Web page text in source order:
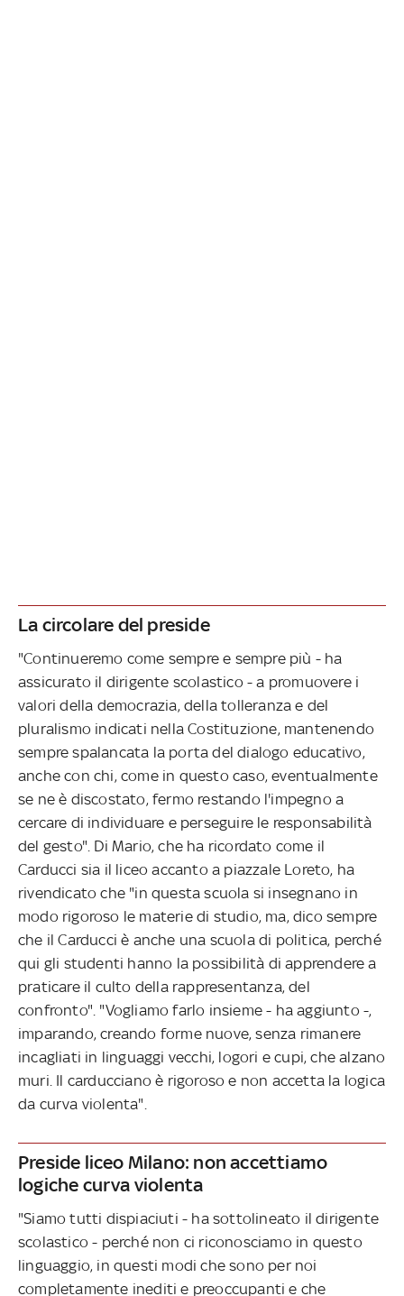
La circolare del preside
"Continueremo come sempre e sempre più - ha
assicurato il dirigente scolastico - a promuovere i
valori della democrazia, della tolleranza e del
pluralismo indicati nella Costituzione, mantenendo
sempre spalancata la porta del dialogo educativo,
anche con chi, come in questo caso, eventualmente
se ne è discostato, fermo restando l'impegno a
cercare di individuare e perseguire le responsabilità
del gesto". Di Mario, che ha ricordato come il
Carducci sia il liceo accanto a piazzale Loreto, ha
rivendicato che "in questa scuola si insegnano in
modo rigoroso le materie di studio, ma, dico sempre
che il Carducci è anche una scuola di politica, perché
qui gli studenti hanno la possibilità di apprendere a
praticare il culto della rappresentanza, del
confronto". "Vogliamo farlo insieme - ha aggiunto -,
imparando, creando forme nuove, senza rimanere
incagliati in linguaggi vecchi, logori e cupi, che alzano
muri. Il carducciano è rigoroso e non accetta la logica
da curva violenta".
Preside liceo Milano: non accettiamo
logiche curva violenta
"Siamo tutti dispiaciuti - ha sottolineato il dirigente
scolastico - perché non ci riconosciamo in questo
linguaggio, in questi modi che sono per noi
completamente inediti e preoccupanti e che